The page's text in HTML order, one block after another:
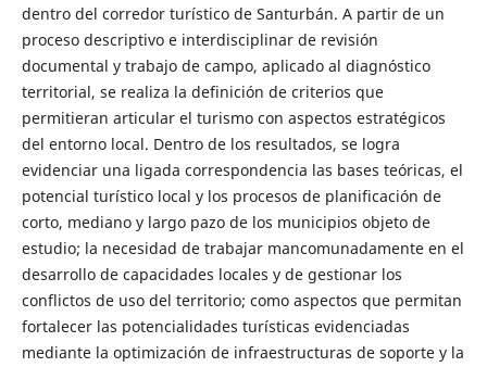
dentro del corredor turístico de Santurbán. A partir de un
proceso descriptivo e interdisciplinar de revisión
documental y trabajo de campo, aplicado al diagnóstico
territorial, se realiza la definición de criterios que
permitieran articular el turismo con aspectos estratégicos
del entorno local. Dentro de los resultados, se logra
evidenciar una ligada correspondencia las bases teóricas, el
potencial turístico local y los procesos de planificación de
corto, mediano y largo pazo de los municipios objeto de
estudio; la necesidad de trabajar mancomunadamente en el
desarrollo de capacidades locales y de gestionar los
conflictos de uso del territorio; como aspectos que permitan
fortalecer las potencialidades turísticas evidenciadas
mediante la optimización de infraestructuras de soporte y la